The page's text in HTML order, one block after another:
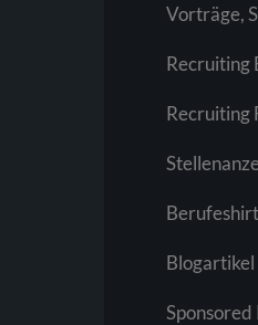
Vorträge,
Recruiting
Recruiting